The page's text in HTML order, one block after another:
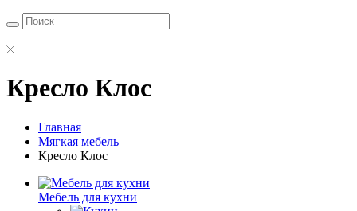
Кресло Клос
Главная
Мягкая мебель
Кресло Клос
Мебель для кухни